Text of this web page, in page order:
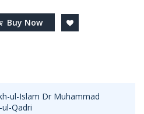
Buy Now
ul-Islam Dr Muhammad
ul-Qadri